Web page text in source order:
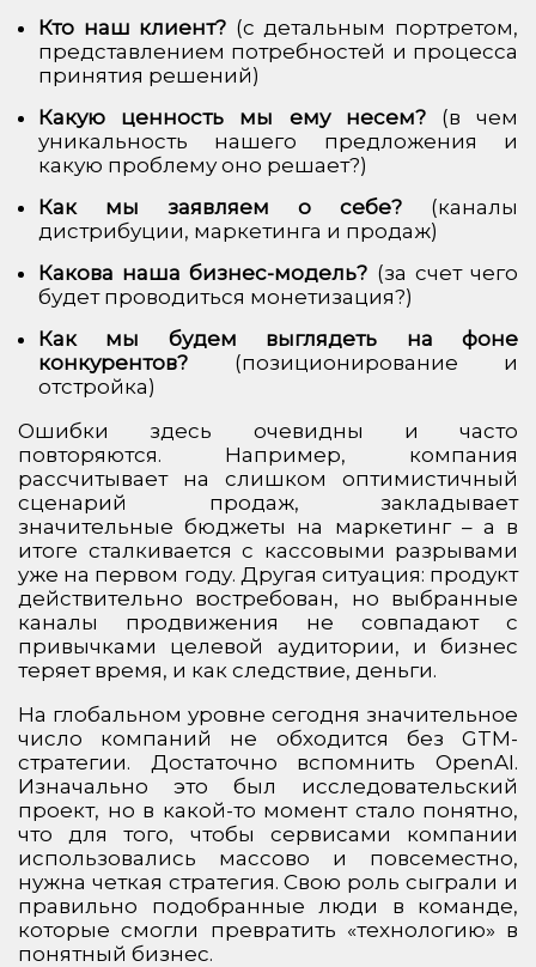
Кто наш клиент? (с детальным портретом,
представлением потребностей и процесса
принятия решений)
Какую ценность мы ему несем?(в чем
уникальность нашего предложения и
какую проблему оно решает?)
Как мы заявляем о себе? (каналы
дистрибуции, маркетинга и продаж)
Какова наша бизнес-модель? (за счет чего
будет проводиться монетизация?)
Как мы будем выглядеть на фоне
конкурентов? (позиционирование и
отстройка)
Ошибки здесь очевидны и часто
повторяются. Например, компания
рассчитывает на слишком оптимистичный
сценарий продаж, закладывает
значительные бюджеты на маркетинг – а в
итоге сталкивается с кассовыми разрывами
уже на первом году. Другая ситуация: продукт
действительно востребован, но выбранные
каналы продвижения не совпадают с
привычками целевой аудитории, и бизнес
теряет время, и как следствие, деньги.
На глобальном уровне сегодня значительное
число компаний не обходится без GTM-
стратегии. Достаточно вспомнить OpenAI.
Изначально это был исследовательский
проект, но в какой-то момент стало понятно,
что для того, чтобы сервисами компании
использовались массово и повсеместно,
нужна четкая стратегия. Свою роль сыграли и
правильно подобранные люди в команде,
которые смогли превратить «технологию» в
понятный бизнес.